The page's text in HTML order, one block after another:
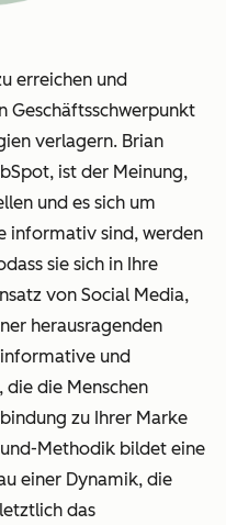
erreichen und
Geschäftsschwerpunkt
verlagern. Brian
ist der Meinung,
und es sich um
informativ sind, werden
sie sich in Ihre
von Social Media,
herausragenden
und
die die Menschen
zu Ihrer Marke
Methodik bildet eine
einer Dynamik, die
das